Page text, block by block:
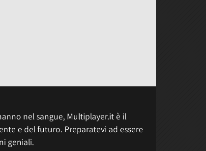
nel sangue, Multiplayer.it è il
e del futuro. Preparatevi ad essere
geniali.